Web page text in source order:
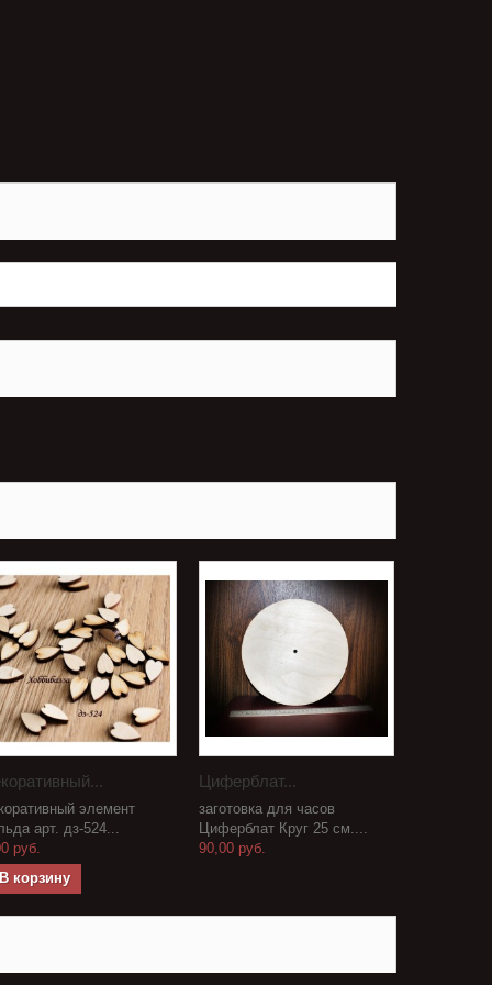
элемент
арт. дз-524...
руб.
В корзину
Циферблат...
заготовка для часов
Циферблат Круг 25 см....
90,00 руб.